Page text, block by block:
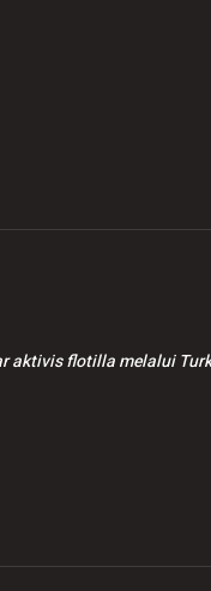
aktivis flotilla melalui